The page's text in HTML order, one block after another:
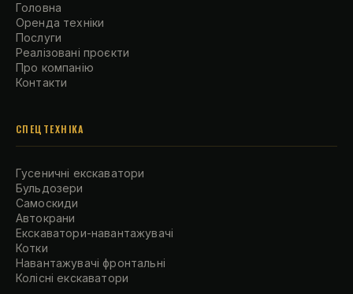
Головна
Оренда техніки
Послуги
Реалізовані проєкти
Про компанію
Контакти
СПЕЦТЕХНІКА
Гусеничні екскаватори
Бульдозери
Самоскиди
Автокрани
Екскаватори-навантажувачі
Котки
Навантажувачі фронтальні
Колісні екскаватори